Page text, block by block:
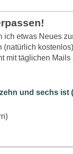
ich etwas Neues
mit täglichen
und sechs ist